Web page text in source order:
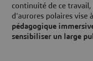
continuité de ce
d’aurores polaires vise
pédagogique
sensibiliser un large